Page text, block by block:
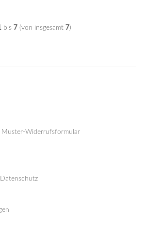
bis 7 (von insgesamt 7)
Widerrufsformular